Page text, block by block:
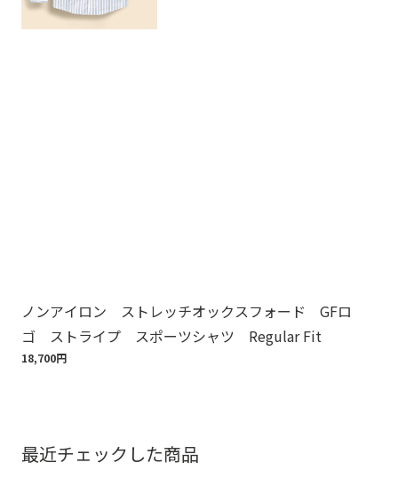
ノンアイロン ストレッチオックスフォード GFロ
ゴ ストライプ スポーツシャツ Regular Fit
18,700円
最近チェックした商品